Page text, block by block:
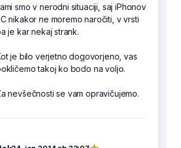
smo v nerodni situaciji, saj iPhonov
nikakor ne moremo naročiti, v vrsti
je kar nekaj strank.
je bilo verjetno dogovorjeno, vas
takoj ko bodo na voljo.
nevšečnosti se vam opravičujemo.